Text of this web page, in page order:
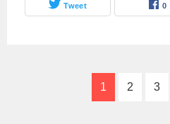
Tweet 0
1 2 3